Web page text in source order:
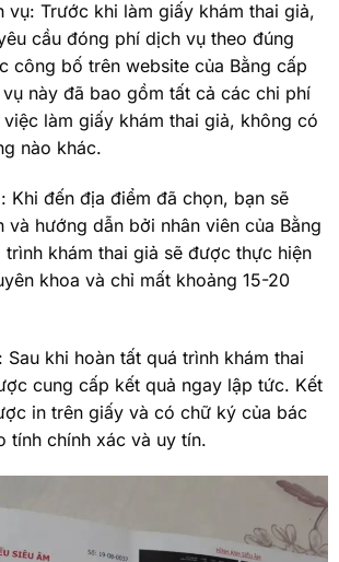
vụ: Trước khi làm giấy khám thai giả,
cầu đóng phí dịch vụ theo đúng
công bố trên website của Bằng cấp
này đã bao gồm tất cả các chi phí
việc làm giấy khám thai giả, không có
nào khác.
Khi đến địa điểm đã chọn, bạn sẽ
hướng dẫn bởi nhân viên của Bằng
khám thai giả sẽ được thực hiện
khoa và chỉ mất khoảng 15-20
Sau khi hoàn tất quá trình khám thai
cung cấp kết quả ngay lập tức. Kết
in trên giấy và có chữ ký của bác
tính chính xác và uy tín.